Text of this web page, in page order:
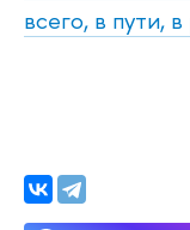
всего, в пути,